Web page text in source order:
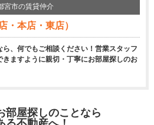
宮市の賃貸仲介
・本店・東店）
、何でもご相談ください！営業スタッフ
ますように親切・丁寧にお部屋探しのお
部屋探しのことなら